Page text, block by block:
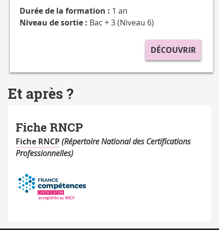
Durée de la formation : 1 an
Niveau de sortie : Bac + 3 (Niveau 6)
DÉCOUVRIR
Et après ?
Fiche RNCP
Fiche RNCP(Répertoire National des Certifications
Professionnelles)